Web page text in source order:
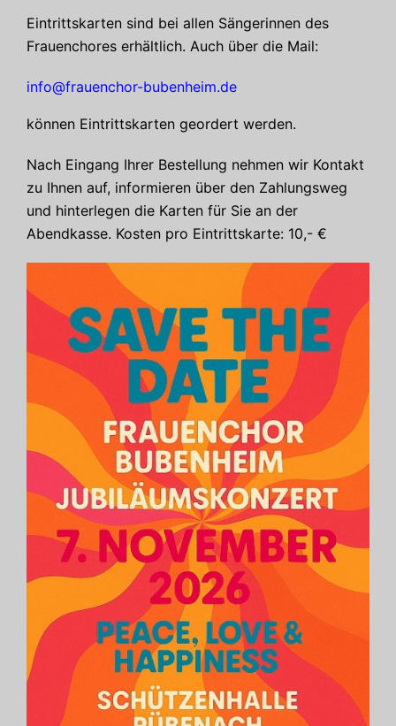
Eintrittskarten sind bei allen Sängerinnen des
Frauenchores erhältlich. Auch über die Mail:
info@frauenchor-bubenheim.de
können Eintrittskarten geordert werden.
Nach Eingang Ihrer Bestellung nehmen wir Kontakt
zu Ihnen auf, informieren über den Zahlungsweg
und hinterlegen die Karten für Sie an der
Abendkasse. Kosten pro Eintrittskarte: 10,- €